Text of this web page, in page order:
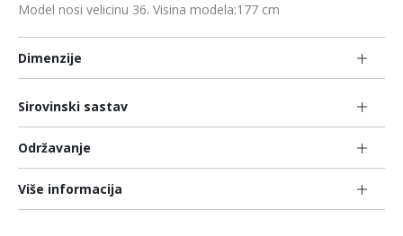
Model nosi velicinu 36. Visina modela:177 cm
Dimenzije
Sirovinski sastav
Održavanje
Više informacija